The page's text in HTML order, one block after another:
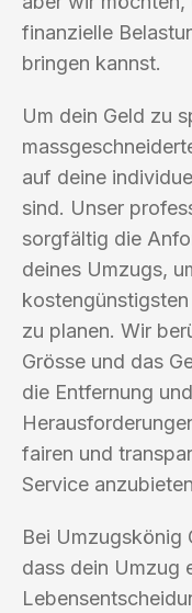
finanzielle
bringen kannst.
Um dein Geld zu
auf deine
sind. Unser
sorgfältig die
deines Umzugs,
zu planen. Wir
Grösse und das
die Entfernung
fairen und
Service
Bei Umzugskönig
dass dein Umzug